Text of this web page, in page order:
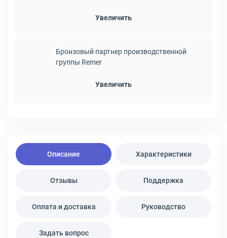
Увеличить
Бронзовый партнер производственной
группы Remer
Увеличить
Описание Характеристики
Отзывы Поддержка
Оплата и доставка Руководство
Задать вопрос